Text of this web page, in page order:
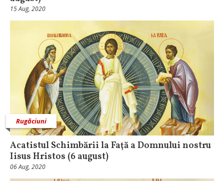
15 Aug, 2020
Rugăciuni
Acatistul Schimbării la Faţă a Domnului nostru
Iisus Hristos (6 august)
06 Aug, 2020